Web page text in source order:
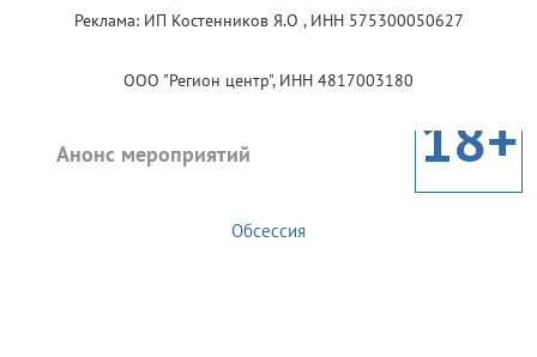
Реклама: ИП Костенников Я.О , ИНН 575300050627
ООО "Регион центр", ИНН 4817003180
Анонс мероприятий 18+
Обсессия